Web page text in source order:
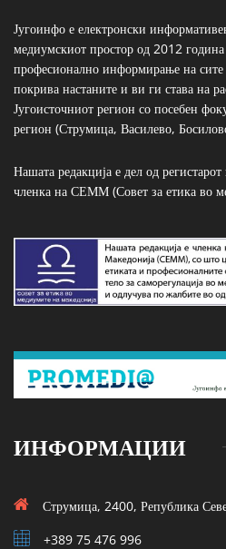
Југоинфо е електронски
медиумскиот простор од 2012
професионално информирање на сите
покрива настаните и ви ги става на
Југоисточниот регион со посебен
регион (Струмица, Василево,
Нашата редакција е дел од
членка на СЕММ (Совет за етика во
ИНФОРМАЦИИ
Струмица, 2400, Република
+389 75 476 996